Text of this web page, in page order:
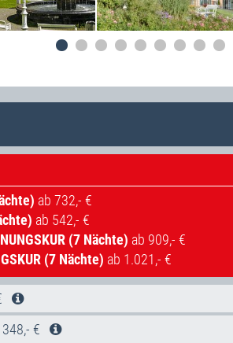
ab 732,- €
ab 542,- €
(7 Nächte) ab 909,- €
(7 Nächte) ab 1.021,- €
€